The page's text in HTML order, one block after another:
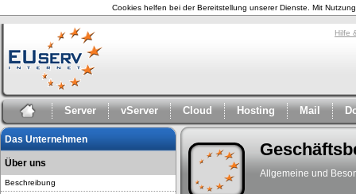
Hilfe
Server vServer Cloud Hosting Mail
Das Unternehmen
Über uns
Beschreibung
Allgemeine und
Cookies helfen bei der Bereitstellung unserer Dienste. Mit